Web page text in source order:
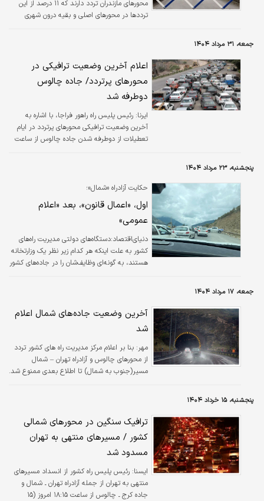
محورهای مازندران تردد دارند که ۱۱ درصد از این
ترددها در محورهای اصلی و بقیه درون شهری
جمعه، ۳۱ مرداد ۱۴۰۴
اعلام آخرین وضعیت ترافیکی در
محورهای پرتردد/ جاده چالوس
دوطرفه شد
ایرنا: رئیس پلیس راه راهور فراجا، با اشاره به
آخرین وضعیت ترافیکی محورهای پرتردد در ایام
تعطیلات از دوطرفه شدن جاده چالوس از ساعت
پنجشنبه، ۲۳ مرداد ۱۴۰۴
حکایت آزادراه «شمال»؛
اول، «اعمال قانون»، بعد «اعلام
عمومی»
دنیای‌اقتصاد:دستگاه‌های دولتی مدیریت راه‌های
کشور به علت اینکه هر کدام‌ زیر نظر یک وزارتخانه
هستند، به گونه‌ای وظایف‌شان را در جاده‌های کشور
جمعه، ۱۷ مرداد ۱۴۰۴
آخرین وضعیت جاده‌های شمال اعلام
شد
مهر: بنا بر اعلام مرکز مدیریت راه های کشور تردد
از محورهای چالوس و آزادراه تهران – شمال
مسیر(جنوب به شمال) تا اطلاع بعدی ممنوع شد.
پنجشنبه، ۱۵ خرداد ۱۴۰۴
ترافیک سنگین در محورهای شمالی
کشور / مسیرهای منتهی به تهران
مسدود شد
ايسنا: رئیس پلیس راه کشور از انسداد مسیرهای
منتهی به تهران از جمله آزادراه تهران ـ شمال و
جاده کرج ـ چالوس از ساعت ۱۸:۱۵ امروز (۱۵